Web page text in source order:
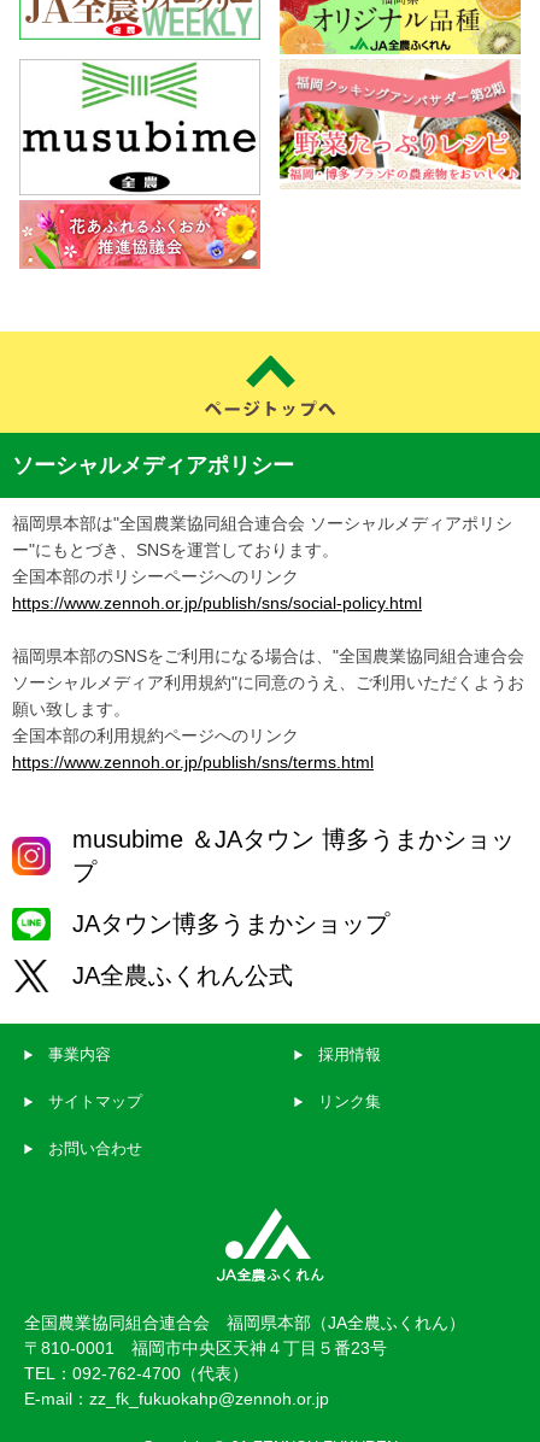
ソーシャルメディアポリシー
福岡県本部は"全国農業協同組合連合会 ソーシャルメディアポリシ
ー"にもとづき、SNSを運営しております。
全国本部のポリシーページへのリンク
https://www.zennoh.or.jp/publish/sns/social-policy.html
福岡県本部のSNSをご利用になる場合は、"全国農業協同組合連合会
ソーシャルメディア利用規約"に同意のうえ、ご利用いただくようお
願い致します。
全国本部の利用規約ページへのリンク
https://www.zennoh.or.jp/publish/sns/terms.html
musubime ＆JAタウン 博多うまかショッ
プ
JAタウン博多うまかショップ
JA全農ふくれん公式
事業内容 採用情報
サイトマップ リンク集
お問い合わせ
全国農業協同組合連合会 福岡県本部（JA全農ふくれん）
〒810-0001 福岡市中央区天神４丁目５番23号
TEL：092-762-4700（代表）
E-mail：zz_fk_fukuokahp@zennoh.or.jp